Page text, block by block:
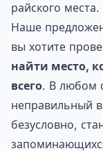
райского места.
Наше
вы хотите
найти место,
всего. В любом
неправильный
безусловно,